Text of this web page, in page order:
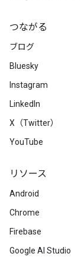
つながる
ブログ
Bluesky
Instagram
LinkedIn
X（Twitter）
YouTube
リソース
Android
Chrome
Firebase
Google AI Studio